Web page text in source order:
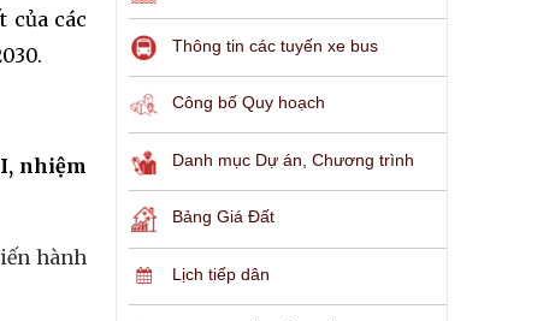
của các
nhiệm
hành
Thông tin các tuyến xe bus
Công bố Quy hoạch
Danh mục Dự án, Chương trình
Bảng Giá Đất
Lịch tiếp dân